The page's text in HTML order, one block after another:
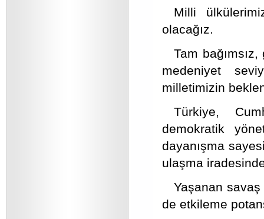
Milli
olacağız.
Tam
medeniyet
milletimizin
Türkiye,
demokratik
dayanışma
ulaşma
Yaşanan
de etkileme